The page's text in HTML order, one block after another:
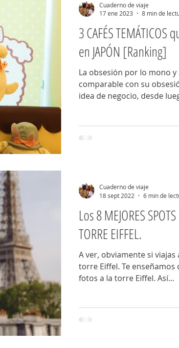
3 CAFÉS
en JAPÓN [Ranking]
La obsesión por lo mono
comparable con su
idea de negocio, desde
Cuaderno de viaje
17 ene 2023
8 min de
Los 8 MEJORES
TORRE EIFFEL.
A ver, obviamente si
torre Eiffel. Te
fotos a la torre Eiffel. Así...
Cuaderno de viaje
18 sept 2022
6 min de